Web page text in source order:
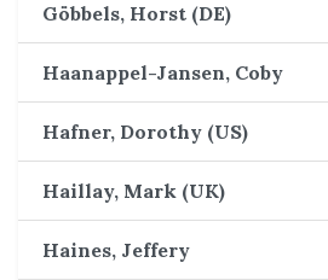
Göbbels, Horst (DE)
Haanappel-Jansen, Coby
Hafner, Dorothy (US)
Haillay, Mark (UK)
Haines, Jeffery